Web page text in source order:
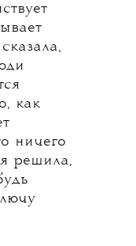
как
ничего
решила,